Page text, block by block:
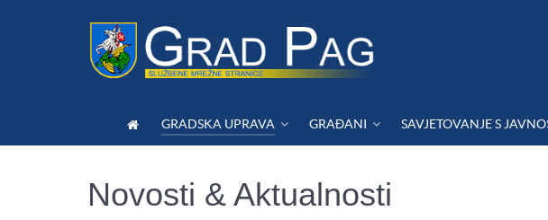
GRADSKA UPRAVA GRAĐANI SAVJETOVANJE S
Novosti & Aktualnosti